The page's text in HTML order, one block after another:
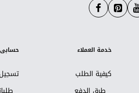
خدمة العملاء
كيفية الطلب
حسابي